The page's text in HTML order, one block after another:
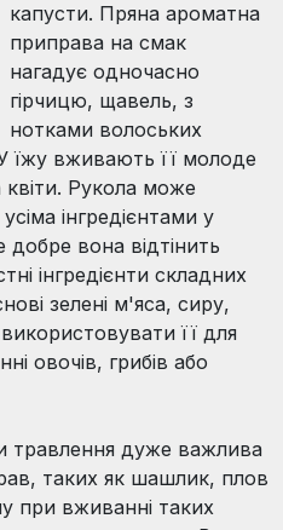
капусти. Пряна ароматна
приправа на смак
нагадує одночасно
гірчицю, щавель, з
нотками волоських
їжу вживають її молоде
квіти. Рукола може
інгредієнтами у
добре вона відтінить
інгредієнти складних
зелені м'яса, сиру,
її для
овочів, грибів або
травлення дуже важлива
таких як шашлик, плов
при вживанні таких